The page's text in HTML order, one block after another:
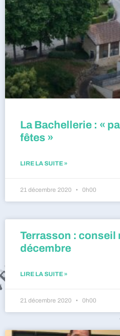
La Bachellerie : «
fêtes »
LIRE LA SUITE »
21 décembre 2020 0h00
Terrasson : conseil
décembre
LIRE LA SUITE »
21 décembre 2020 0h00